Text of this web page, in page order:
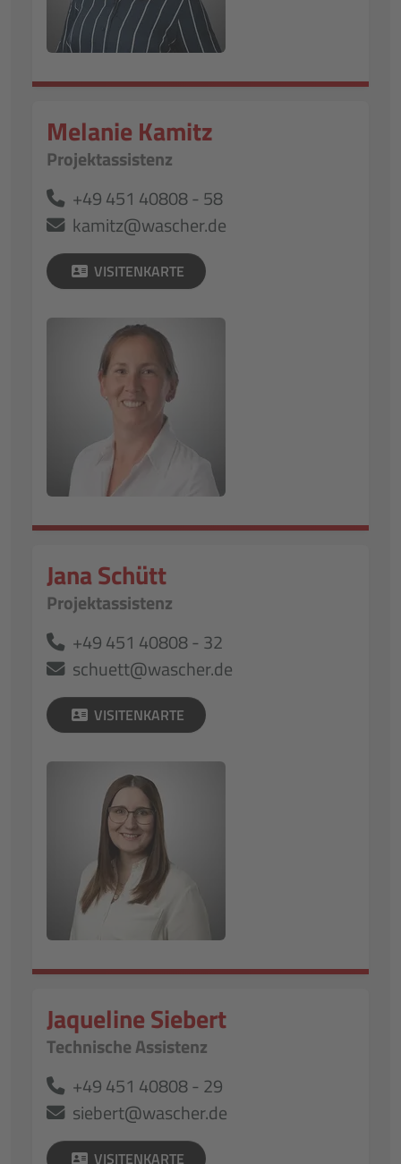
Melanie Kamitz
Projektassistenz
+49 451 40808 - 58
kamitz@wascher.de
VISITENKARTE
Jana Schütt
Projektassistenz
+49 451 40808 - 32
schuett@wascher.de
VISITENKARTE
Jaqueline Siebert
Technische Assistenz
+49 451 40808 - 29
siebert@wascher.de
VISITENKARTE